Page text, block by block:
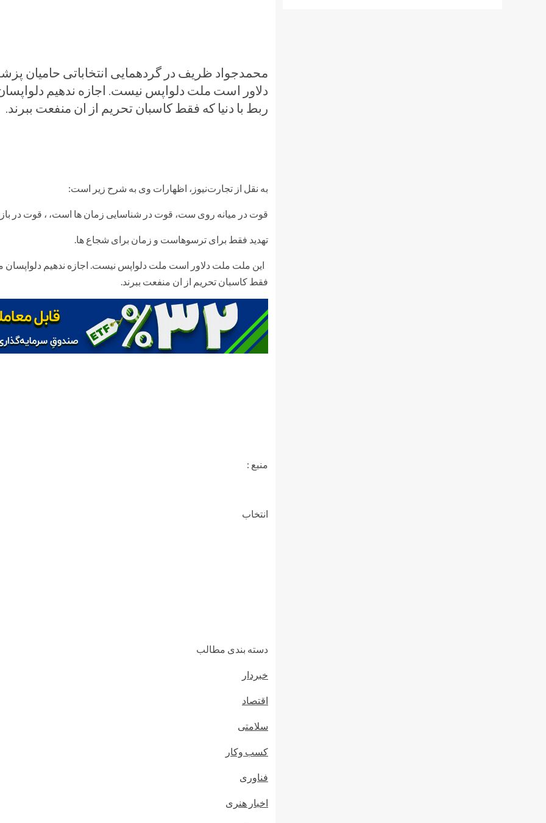
محمدجواد ظریف در گردهمایی انتخاباتی حامیان
دلاور است ملت دلواپس نیست. اجازه ندهیم
ربط با دنیا که فقط کاسبان تحریم از ان منفعت ببرند.
به نقل از تجارت‌نیوز، اظهارات وی به شرح زیر است:
قوت در میانه روی ست، قوت در شناسایی زمان ها است، ، قوت در بازی
تهدید فقط برای ترسوهاست و زمان برای شجاع ها.
این ملت ملت دلاور است ملت دلواپس نیست. اجازه ندهیم دلواپسان
فقط کاسبان تحریم از ان منفعت ببرند.
منبع :
انتخاب
دسته بندی مطالب
خبردار
اقتصاد
سلامتی
کسب وکار
فناوری
اخبار هنری